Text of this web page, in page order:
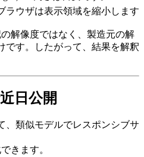
ラウザは表示領域を縮小します
解像度ではなく、製造元の解
です。したがって、結果を解釈
日公開
、類似モデルでレスポンシブサ
きます。